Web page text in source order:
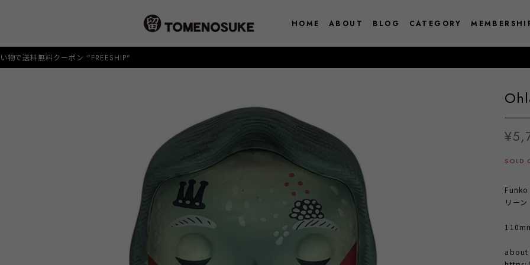
HOME ABOUT BLOG CATEGORY
料クーポン "FREESHIP"
SOLD
リー
about